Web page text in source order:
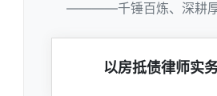
————千锤百炼、深
以房抵债律师实